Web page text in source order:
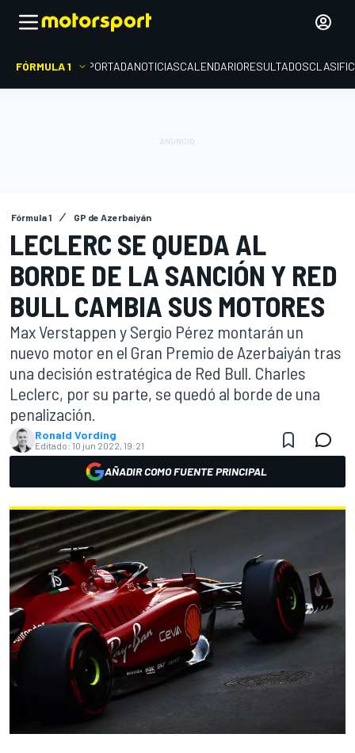
FÓRMULA 1 PORTADANOTICIASCALENDARIORESULTADOS
Fórmula 1 GP de Azerbaiyán
LECLERC SE QUEDA AL
BORDE DE LA SANCIÓN Y RED
BULL CAMBIA SUS MOTORES
Max Verstappen y Sergio Pérez montarán un
nuevo motor en el Gran Premio de Azerbaiyán tras
una decisión estratégica de Red Bull. Charles
Leclerc, por su parte, se quedó al borde de una
penalización.
Ronald Vording
Editado: 10 jun 2022, 19:21
AÑADIR COMO FUENTE PRINCIPAL